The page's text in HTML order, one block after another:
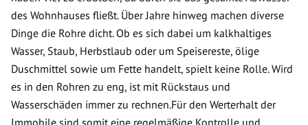
des Wohnhauses fließt. Über Jahre hinweg machen diverse
Dinge die Rohre dicht. Ob es sich dabei um kalkhaltiges
Wasser, Staub, Herbstlaub oder um Speisereste, ölige
Duschmittel sowie um Fette handelt, spielt keine Rolle. Wird
es in den Rohren zu eng, ist mit Rückstaus und
Wasserschäden immer zu rechnen.Für den Werterhalt der